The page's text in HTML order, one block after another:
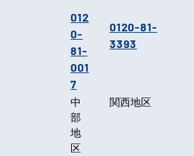
012
0-
81-
001
7
0120-81-
3393
中
部
地
区
関西地区